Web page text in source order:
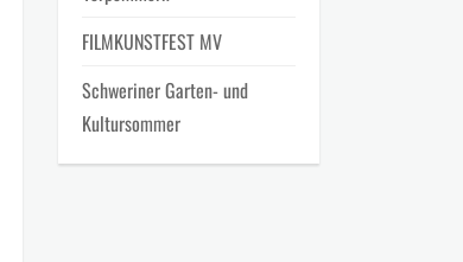
FILMKUNSTFEST MV
Schweriner Garten- und
Kultursommer